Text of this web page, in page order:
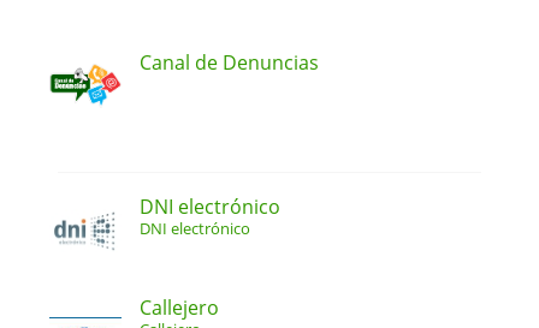
Canal de Denuncias
DNI electrónico
DNI electrónico
Callejero